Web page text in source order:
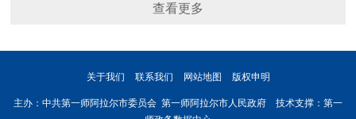
查看更多
关于我们 联系我们 网站地图 版权申明
主办：中共第一师阿拉尔市委员会 第一师阿拉尔市人民政府 技术支撑：第一